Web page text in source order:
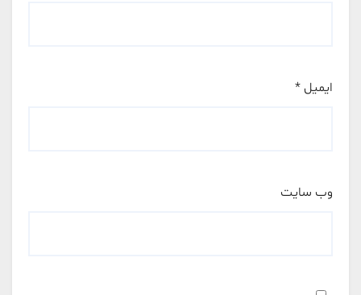
ایمیل *
وب‌ سایت